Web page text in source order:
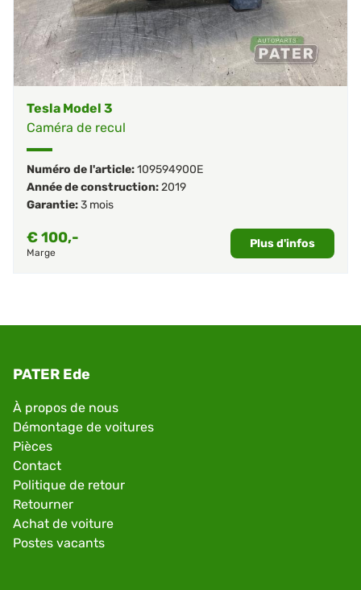
Tesla Model 3
Caméra de recul
Numéro de l'article:109594900E
Année de construction:2019
Garantie:3 mois
€100,-
Marge
Plus d'infos
PATER Ede
À propos de nous
Démontage de voitures
Pièces
Contact
Politique de retour
Retourner
Achat de voiture
Postes vacants